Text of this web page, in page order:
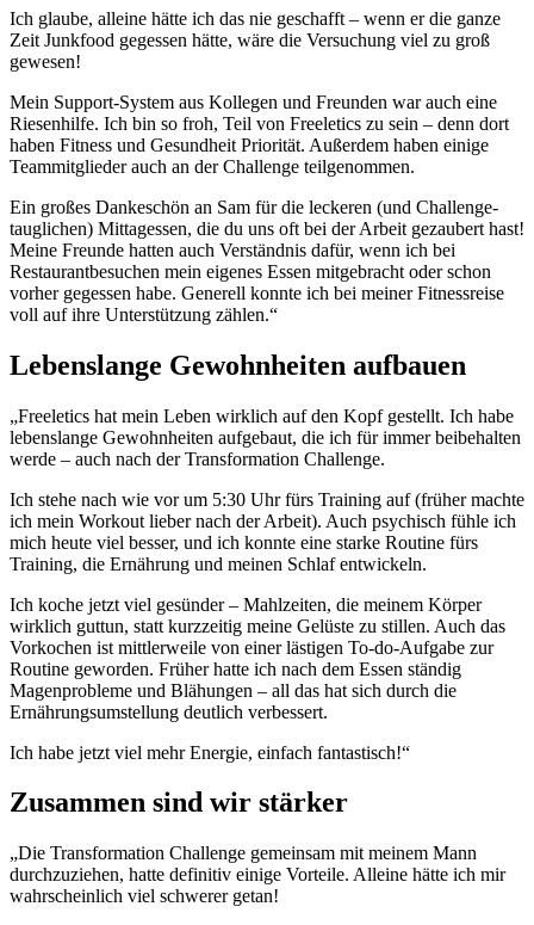
Ich glaube, alleine hätte ich das nie geschafft – wenn er die ganze
Zeit Junkfood gegessen hätte, wäre die Versuchung viel zu groß
gewesen!
Mein Support-System aus Kollegen und Freunden war auch eine
Riesenhilfe. Ich bin so froh, Teil von Freeletics zu sein – denn dort
haben Fitness und Gesundheit Priorität. Außerdem haben einige
Teammitglieder auch an der Challenge teilgenommen.
Ein großes Dankeschön an Sam für die leckeren (und Challenge-
tauglichen) Mittagessen, die du uns oft bei der Arbeit gezaubert hast!
Meine Freunde hatten auch Verständnis dafür, wenn ich bei
Restaurantbesuchen mein eigenes Essen mitgebracht oder schon
vorher gegessen habe. Generell konnte ich bei meiner Fitnessreise
voll auf ihre Unterstützung zählen.“
Lebenslange Gewohnheiten aufbauen
„Freeletics hat mein Leben wirklich auf den Kopf gestellt. Ich habe
lebenslange Gewohnheiten aufgebaut, die ich für immer beibehalten
werde – auch nach der Transformation Challenge.
Ich stehe nach wie vor um 5:30 Uhr fürs Training auf (früher machte
ich mein Workout lieber nach der Arbeit). Auch psychisch fühle ich
mich heute viel besser, und ich konnte eine starke Routine fürs
Training, die Ernährung und meinen Schlaf entwickeln.
Ich koche jetzt viel gesünder – Mahlzeiten, die meinem Körper
wirklich guttun, statt kurzzeitig meine Gelüste zu stillen. Auch das
Vorkochen ist mittlerweile von einer lästigen To-do-Aufgabe zur
Routine geworden. Früher hatte ich nach dem Essen ständig
Magenprobleme und Blähungen – all das hat sich durch die
Ernährungsumstellung deutlich verbessert.
Ich habe jetzt viel mehr Energie, einfach fantastisch!“
Zusammen sind wir stärker
„Die Transformation Challenge gemeinsam mit meinem Mann
durchzuziehen, hatte definitiv einige Vorteile. Alleine hätte ich mir
wahrscheinlich viel schwerer getan!